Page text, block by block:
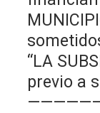
“LA
previo a